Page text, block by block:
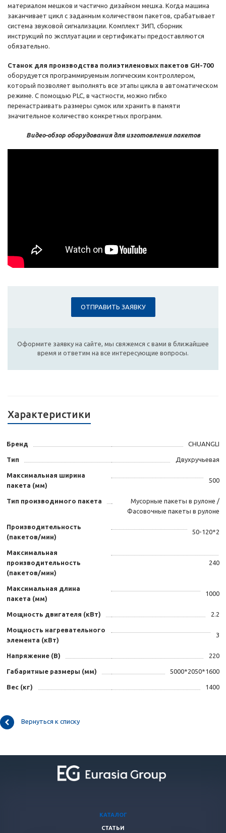
материалом мешков и частично дизайном мешка. Когда машина
заканчивает цикл с заданным количеством пакетов, срабатывает
система звуковой сигнализации. Комплект ЗИП, сборник
инструкций по эксплуатации и сертификаты предоставляются
обязательно.
Станок для производства полиэтиленовых пакетов GH-700
оборудуется программируемым логическим контроллером,
который позволяет выполнять все этапы цикла в автоматическом
режиме. С помощью PLC, в частности, можно гибко
перенастраивать размеры сумок или хранить в памяти
значительное количество конкретных программ.
Видео-обзор оборудования для изготовления пакетов
ОТПРАВИТЬ ЗАЯВКУ
Оформите заявку на сайте, мы свяжемся с вами в ближайшее
время и ответим на все интересующие вопросы.
Характеристики
Бренд CHUANGLI
Тип Двухручьевая
Максимальная ширина
пакета (мм)
500
Тип производимого пакета
Мусорные пакеты в рулоне /
Фасовочные пакеты в рулоне
Производительность
(пакетов/мин)
50-120*2
Максимальная
производительность
(пакетов/мин)
240
Максимальная длина
пакета (мм)
1000
Мощность двигателя (кВт) 2.2
Мощность нагревательного
элемента (кВт)
3
Напряжение (B) 220
Габаритные размеры (мм) 5000*2050*1600
Вес (кг) 1400
Вернуться к списку
КАТАЛОГ
СТАТЬИ